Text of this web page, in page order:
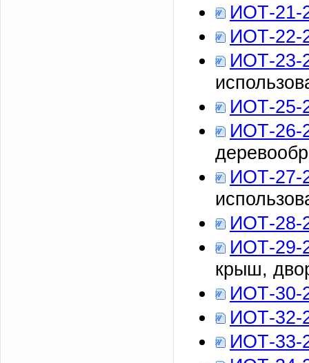
ИОТ-21-
ИОТ-22-
ИОТ-23-
ИОТ-25-
ИОТ-26-
ИОТ-27-
ИОТ-28-
ИОТ-29-
крыш,
ИОТ-30-
ИОТ-32-
ИОТ-33-